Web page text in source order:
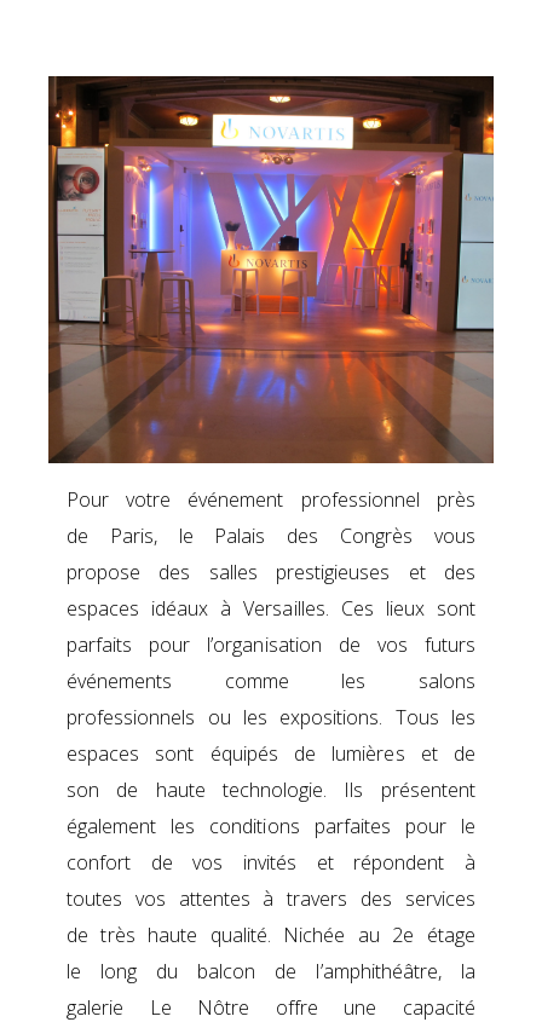
Pour votre événement professionnel près
de Paris, le Palais des Congrès vous
propose des salles prestigieuses et des
espaces idéaux à Versailles. Ces lieux sont
parfaits pour l’organisation de vos futurs
événements comme les salons
professionnels ou les expositions. Tous les
espaces sont équipés de lumières et de
son de haute technologie. Ils présentent
également les conditions parfaites pour le
confort de vos invités et répondent à
toutes vos attentes à travers des services
de très haute qualité. Nichée au 2e étage
le long du balcon de l’amphithéâtre, la
galerie Le Nôtre offre une capacité